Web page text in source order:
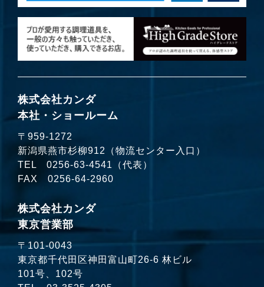
株式会社カンダ
本社・ショールーム
〒959-1272
新潟県燕市杉柳912（物流センター入口）
TEL 0256-63-4541
（代表）
FAX 0256-64-2960
株式会社カンダ
東京営業部
〒101-0043
東京都千代田区神田富山町26-6 林ビル
101号、102号